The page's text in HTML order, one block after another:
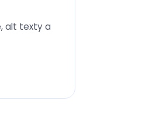
alt texty a